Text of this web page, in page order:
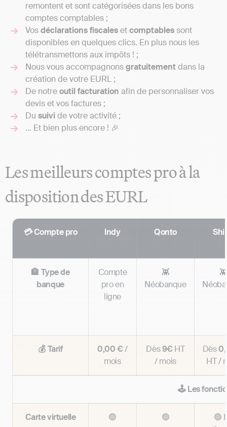
remontent et sont catégorisées dans les bons
comptes comptables ;
Vosdéclarationsfiscalesetcomptablessont
disponibles en quelques clics. En plus nous les
télétransmettons aux impôts ! ;
Nous vous accompagnonsgratuitementdans la
création de votre EURL ;
De notreoutil facturation afin de personnaliser vos
devis et vos factures ;
Du suivi de votre activité ;
… Et bien plus encore ! 🎉
Les meilleurs comptes pro à la
disposition des EURL
💳 Compte pro Indy Qonto
🏦 Type de
banque
Compte
pro en
ligne
👾
Néobanque
👾
💰 Tarif 0,00 €/
mois
Dès9€HT
/ mois
Dès
HT /
🕹️ Les
Carte virtuelle 🟢 🟢
🟢